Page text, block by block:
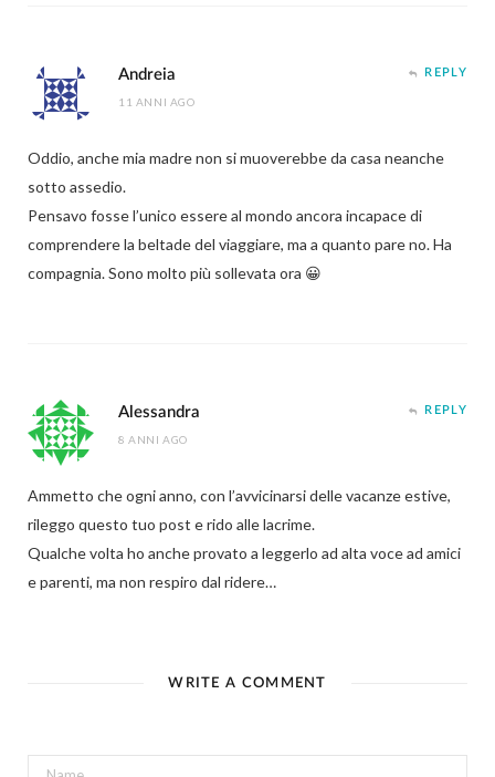
Andreia
11 ANNI AGO
REPLY
Oddio, anche mia madre non si muoverebbe da casa neanche
sotto assedio.
Pensavo fosse l’unico essere al mondo ancora incapace di
comprendere la beltade del viaggiare, ma a quanto pare no. Ha
compagnia. Sono molto più sollevata ora 😀
Alessandra
8 ANNI AGO
REPLY
Ammetto che ogni anno, con l’avvicinarsi delle vacanze estive,
rileggo questo tuo post e rido alle lacrime.
Qualche volta ho anche provato a leggerlo ad alta voce ad amici
e parenti, ma non respiro dal ridere…
WRITE A COMMENT